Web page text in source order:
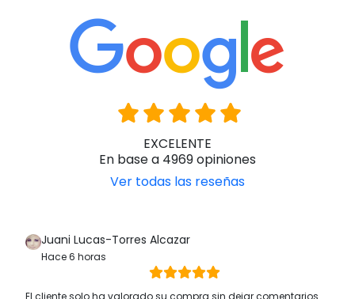
EXCELENTE
En base a 4969 opiniones
Ver todas las reseñas
Juani Lucas-Torres Alcazar
Hace 6 horas
El cliente solo ha valorado su compra sin dejar comentarios